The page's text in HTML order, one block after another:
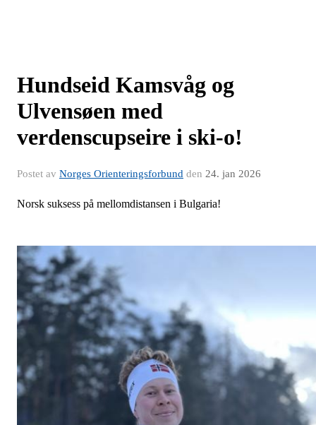
Hundseid Kamsvåg og
Ulvensøen med
verdenscupseire i ski-o!
Postet av Norges Orienteringsforbund den 24. jan 2026
Norsk suksess på mellomdistansen i Bulgaria!